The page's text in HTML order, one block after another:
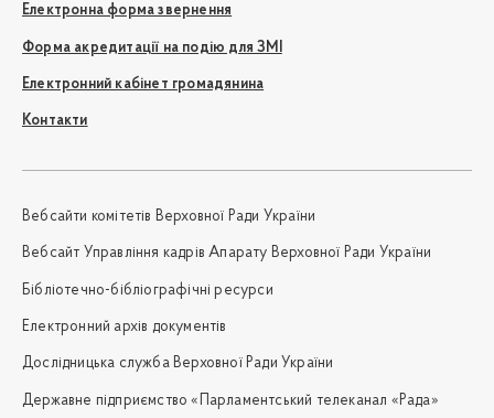
Електронна форма звернення
Форма акредитації на подію для ЗМІ
Електронний кабінет громадянина
Контакти
Вебсайти комітетів Верховної Ради України
Вебсайт Управління кадрів Апарату Верховної Ради України
Бібліотечно-бібліографічні ресурси
Електронний архів документів
Дослідницька служба Верховної Ради України
Державне підприємство «Парламентський телеканал «Рада»